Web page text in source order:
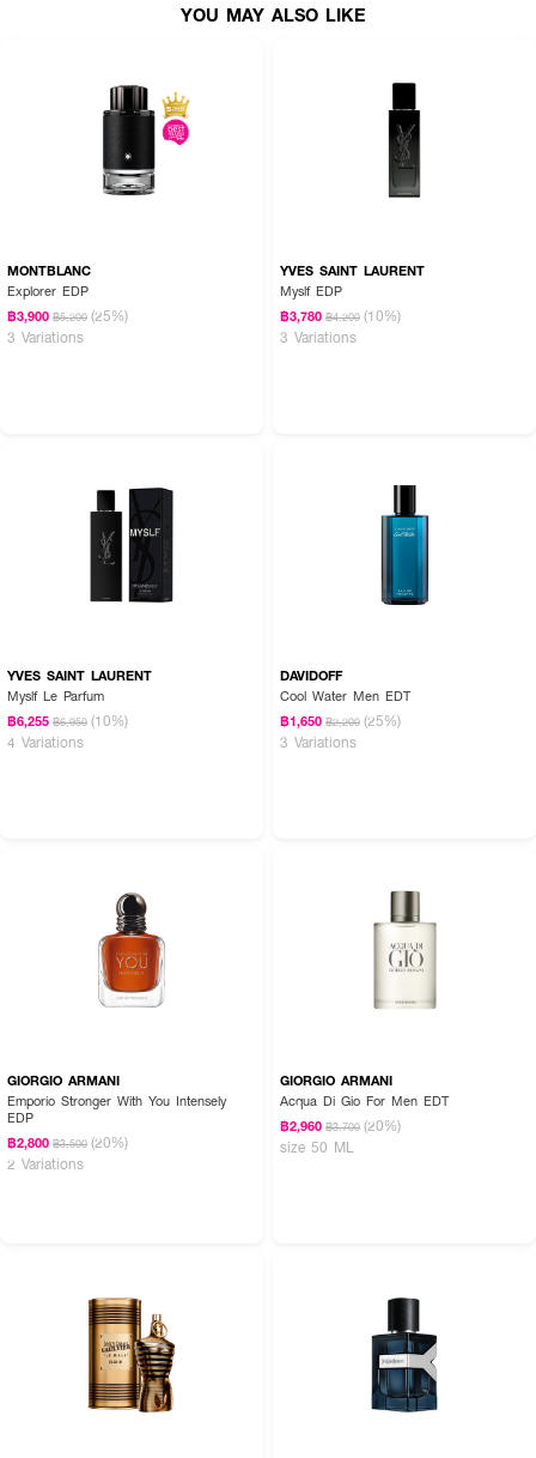
●Top Notes:Apple, Ginger, Bergamot
ฉีดน้ำหอม YVES SAINT LAURENT Y Men EDP ตามบริเวณจุดชีพจร เช่น
ต้นคอ ข้อมือ ข้อพับแขน และสามารถเพิ่มความหอมให้เสื้อผ้า เพื่อกลิ่นที่ติดทน
YOU MAY ALSO LIKE
MONTBLANC
Explorer EDP
฿3,900 ฿5,200 (25%)
3 Variations
YVES SAINT LAURENT
Myslf EDP
฿3,780 ฿4,200 (10%)
3 Variations
YVES SAINT LAURENT
Myslf Le Parfum
฿6,255 ฿6,950 (10%)
4 Variations
DAVIDOFF
Cool Water Men EDT
฿1,650 ฿2,200 (25%)
3 Variations
GIORGIO ARMANI
Emporio Stronger With You Intensely
EDP
฿2,800 ฿3,500 (20%)
2 Variations
GIORGIO ARMANI
Acqua Di Gio For Men EDT
฿2,960 ฿3,700 (20%)
size 50 ML